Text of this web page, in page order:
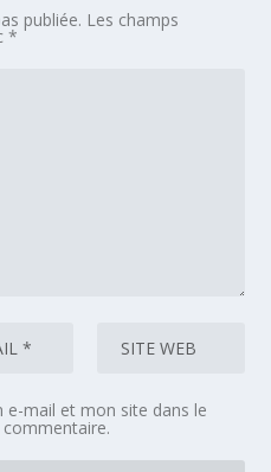
publiée. Les champs
*
mail et mon site dans le